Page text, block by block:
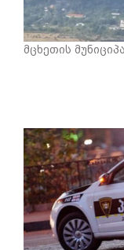
მცხეთის